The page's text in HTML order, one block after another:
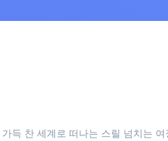
득 찬 세계로 떠나는 스릴 넘치는